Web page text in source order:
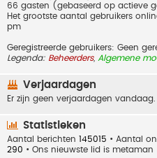
66 gasten (gebaseerd op actieve
Het grootste aantal gebruikers
pm
Geregistreerde gebruikers: Geen
Legenda: Beheerders, Algemene
Verjaardagen
Er zijn geen verjaardagen vandaag.
Statistieken
Aantal berichten 145015 • Aantal
290 • Ons nieuwste lid is metaman